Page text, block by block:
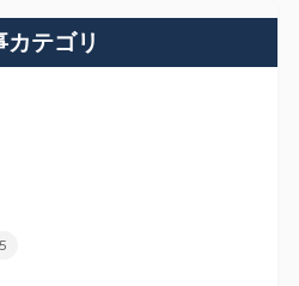
カテゴリ
5